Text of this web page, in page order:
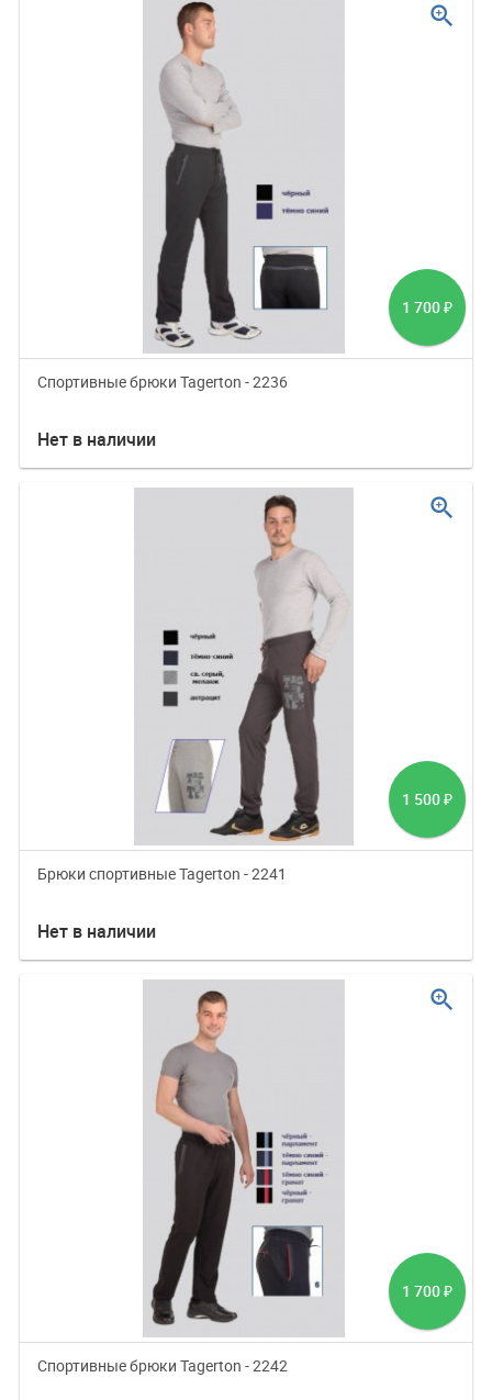
1 700 ₽
Спортивные брюки Tagerton - 2236
Нет в наличии
zoom_in
1 500 ₽
Брюки спортивные Tagerton - 2241
Нет в наличии
zoom_in
1 700 ₽
Спортивные брюки Tagerton - 2242
zoom_in